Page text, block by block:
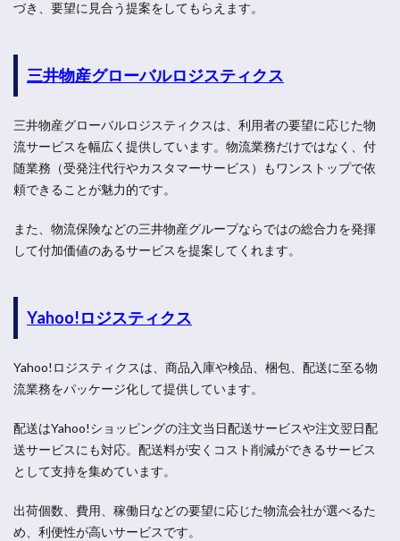
づき、要望に見合う提案をしてもらえます。
三井物産グローバルロジスティクス
三井物産グローバルロジスティクスは、利用者の要望に応じた物
流サービスを幅広く提供しています。物流業務だけではなく、付
随業務（受発注代行やカスタマーサービス）もワンストップで依
頼できることが魅力的です。
また、物流保険などの三井物産グループならではの総合力を発揮
して付加価値のあるサービスを提案してくれます。
Yahoo!ロジスティクス
Yahoo!ロジスティクスは、商品入庫や検品、梱包、配送に至る物
流業務をパッケージ化して提供しています。
配送はYahoo!ショッピングの注文当日配送サービスや注文翌日配
送サービスにも対応。配送料が安くコスト削減ができるサービス
として支持を集めています。
出荷個数、費用、稼働日などの要望に応じた物流会社が選べるた
め、利便性が高いサービスです。